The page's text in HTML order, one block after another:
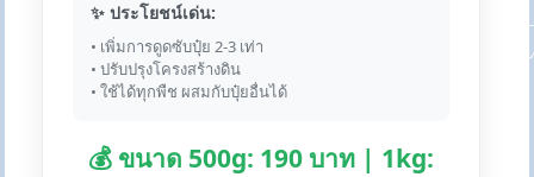
✨ ประโยชน์เด่น:
• เพิ่มการดูดซับปุ๋ย 2-3 เท่า
• ปรับปรุงโครงสร้างดิน
• ใช้ได้ทุกพืช ผสมกับปุ๋ยอื่นได้
💰 ขนาด 500g: 190 บาท | 1kg: